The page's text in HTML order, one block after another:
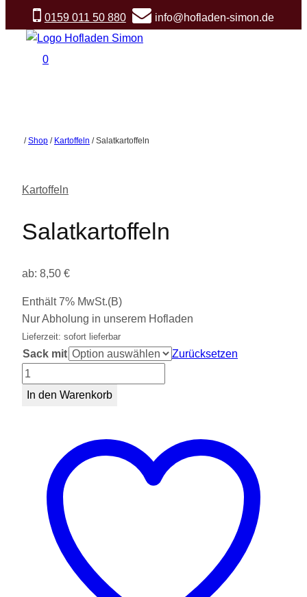
springen
0159 011 50 880 info@hofladen-simon.de
0
/ Shop / Kartoffeln / Salatkartoffeln
Kartoffeln
Salatkartoffeln
ab: 8,50 €
Enthält 7% MwSt.(B)
Nur Abholung in unserem Hofladen
Lieferzeit: sofort lieferbar
Sack mit
Zurücksetzen
Salatkartoffeln
Menge
In den Warenkorb